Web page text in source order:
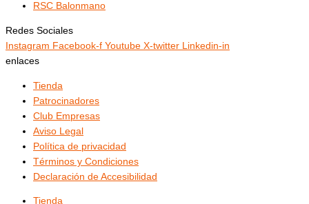
RSC Balonmano
Redes Sociales
Instagram Facebook-f Youtube X-twitter
Linkedin-in
enlaces
Tienda
Patrocinadores
Club Empresas
Aviso Legal
Política de privacidad
Términos y Condiciones
Declaración de Accesibilidad
Tienda